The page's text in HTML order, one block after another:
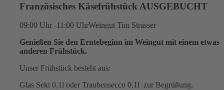
Französisches Käsefrühstück AUSGEBUCHT
09:00 Uhr -11:00 UhrWeingut Tim Strasser
Genießen Sie den Erntebeginn im Weingut mit einem etwas
anderen Frühstück.
Unser Frühstück besteht aus:
Glas Sekt 0,1l oder Traubensecco 0,1l zur Begrüßung.